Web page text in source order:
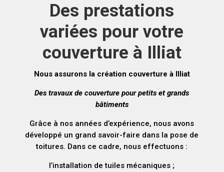
Des prestations
variées pour votre
couverture à Illiat
Nous assurons la création couverture à Illiat
Des travaux de couverture pour petits et grands
bâtiments
Grâce à nos années d’expérience, nous avons
développé un grand savoir-faire dans la pose de
toitures. Dans ce cadre, nous effectuons :
l’installation de tuiles mécaniques ;